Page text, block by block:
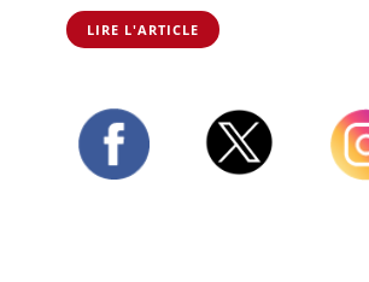
LIRE L'ARTICLE